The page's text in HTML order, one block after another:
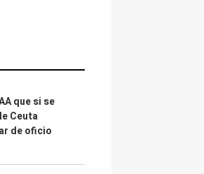
que si se
Ceuta
de oficio